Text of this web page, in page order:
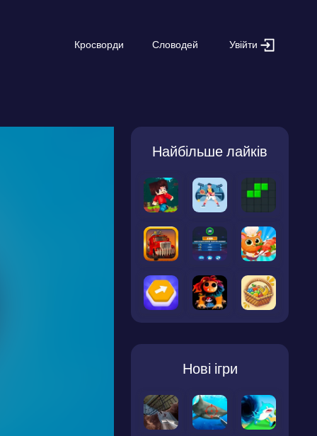
Кросворди Словодей Увійти
Найбільше лайків
Нові ігри